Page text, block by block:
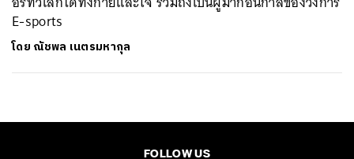
E-sports
โดย ณัชพล เนตรมหากุล
FOLLOW US